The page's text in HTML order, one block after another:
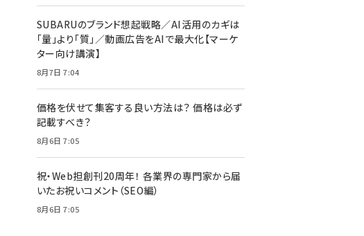
SUBARUのブランド想起戦略／AI活用のカギは
「量」より「質」／動画広告をAIで最大化【マーケ
ター向け講演】
8月7日 7:04
価格を伏せて集客する良い方法は？ 価格は必ず
記載すべき？
8月6日 7:05
祝・Web担創刊20周年！ 各業界の専門家から届
いたお祝いコメント（SEO編）
8月6日 7:05